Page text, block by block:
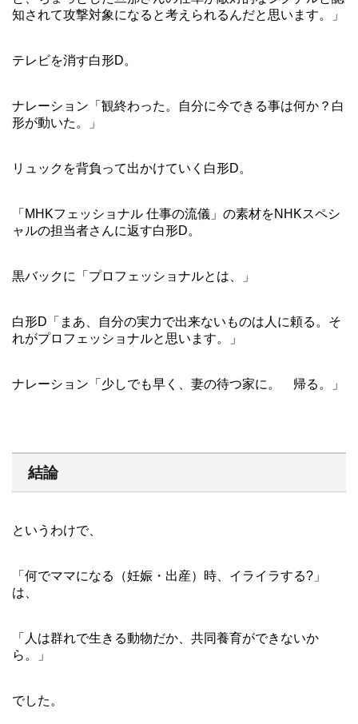
知されて攻撃対象になると考えられるんだと思います。」
テレビを消す白形D。
ナレーション「観終わった。自分に今できる事は何か？白
形が動いた。」
リュックを背負って出かけていく白形D。
「MHKフェッショナル 仕事の流儀」の素材をNHKスペシ
ャルの担当者さんに返す白形D。
黒バックに「プロフェッショナルとは、」
白形D「まあ、自分の実力で出来ないものは人に頼る。そ
れがプロフェッショナルと思います。」
ナレーション「少しでも早く、妻の待つ家に。 帰る。」
結論
というわけで、
「何でママになる（妊娠・出産）時、イライラする?」
は、
「人は群れで生きる動物だか、共同養育ができないか
ら。」
でした。